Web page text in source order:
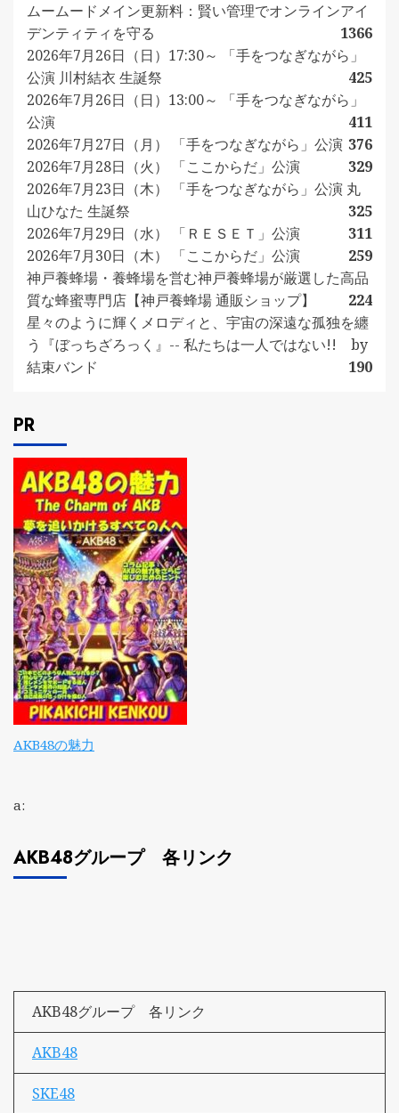
ムームードメイン更新料：賢い管理でオンラインアイ
デンティティを守る
1366
2026年7月26日（日）17:30～ 「手をつなぎながら」
公演 川村結衣 生誕祭
425
2026年7月26日（日）13:00～ 「手をつなぎながら」
公演
411
2026年7月27日（月） 「手をつなぎながら」公演 376
2026年7月28日（火） 「ここからだ」公演
329
2026年7月23日（木） 「手をつなぎながら」公演 丸
山ひなた 生誕祭
325
2026年7月29日（水） 「ＲＥＳＥＴ」公演
311
2026年7月30日（木） 「ここからだ」公演
259
神戸養蜂場・養蜂場を営む神戸養蜂場が厳選した高品
質な蜂蜜専門店【神戸養蜂場 通販ショップ】
224
星々のように輝くメロディと、宇宙の深遠な孤独を纏
う『ぼっちざろっく』-- 私たちは一人ではない!! by
結束バンド
190
PR
AKB48の魅力
a:
AKB48グループ 各リンク
AKB48グループ 各リンク
AKB48
SKE48